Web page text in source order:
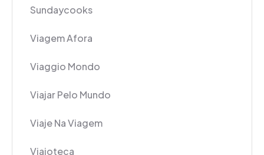
Sundaycooks
Viagem Afora
Viaggio Mondo
Viajar Pelo Mundo
Viaje Na Viagem
Viajoteca